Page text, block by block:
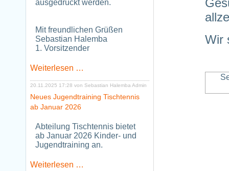
ausgedruckt werden.
Mit freundlichen Grüßen
Sebastian Halemba
1. Vorsitzender
Weiterlesen …
Mitgliederversammlung
2025
20.11.2025 17:28 von Sebastian Halemba Admin
Neues Jugendtraining Tischtennis
ab Januar 2026
Abteilung Tischtennis bietet
ab Januar 2026 Kinder- und
Jugendtraining an.
Weiterlesen …
Wir